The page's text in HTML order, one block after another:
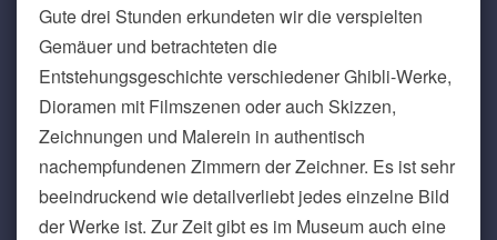
Gute drei Stunden erkundeten wir die verspielten
Gemäuer und betrachteten die
Entstehungsgeschichte verschiedener Ghibli-Werke,
Dioramen mit Filmszenen oder auch Skizzen,
Zeichnungen und Malerein in authentisch
nachempfundenen Zimmern der Zeichner. Es ist sehr
beeindruckend wie detailverliebt jedes einzelne Bild
der Werke ist. Zur Zeit gibt es im Museum auch eine